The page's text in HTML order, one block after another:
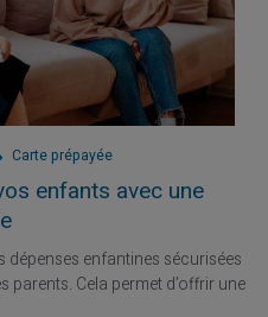
Carte prépayée
enfants avec une
enfantines sécurisées
Cela permet d’offrir une